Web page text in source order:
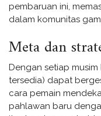
pembaruan ini,
dalam komunitas
Meta dan
Dengan setiap
tersedia) dapat
cara pemain
pahlawan baru